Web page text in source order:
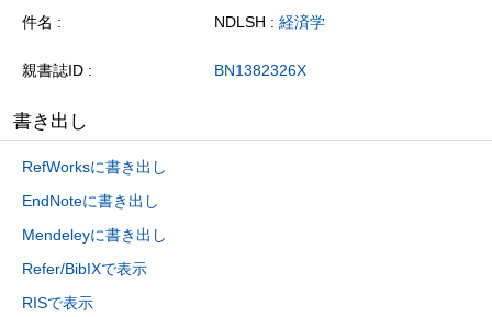
件名 NDLSH : 経済学
親書誌ID BN1382326X
書き出し
RefWorksに書き出し
EndNoteに書き出し
Mendeleyに書き出し
Refer/BibIXで表示
RISで表示